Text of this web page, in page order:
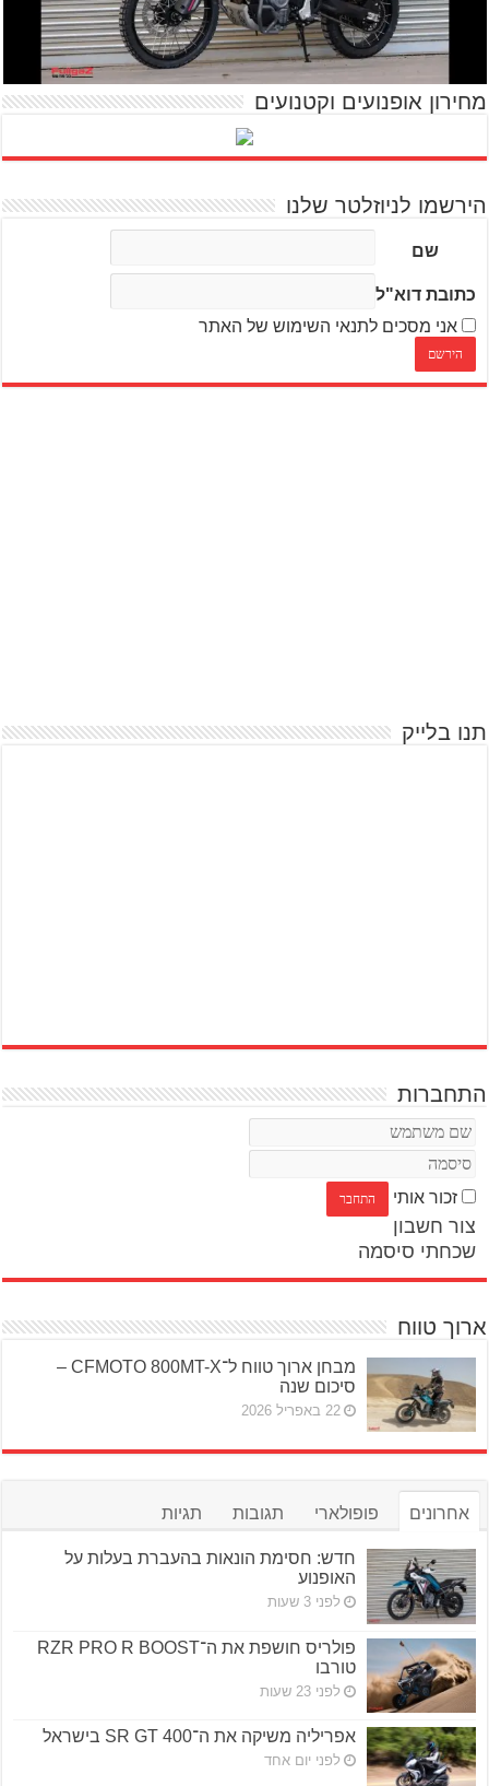
מחירון אופנועים וקטנועים
הירשמו לניוזלטר שלנו
שם
כתובת דוא"ל
אני מסכים לתנאי השימוש של האתר
תנו בלייק
התחברות
זכור אותי
צור חשבון
שכחתי סיסמה
ארוך טווח
מבחן ארוך טווח ל־CFMOTO 800MT-X –
סיכום שנה
22 באפריל 2026
אחרונים פופולארי תגובות תגיות
חדש: חסימת הונאות בהעברת בעלות על
האופנוע
לפני 3 שעות
פולריס חושפת את ה־RZR PRO R BOOST
טורבו
לפני 23 שעות
אפריליה משיקה את ה־SR GT 400 בישראל
לפני יום אחד